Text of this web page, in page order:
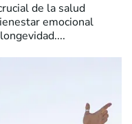
de la salud
emocional